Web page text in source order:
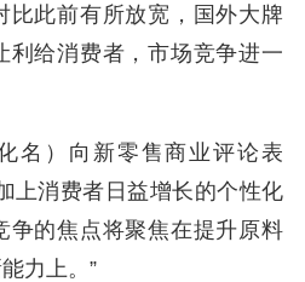
比此前有所放宽，国外大牌
利给消费者，市场竞争进一
名）向新零售商业评论表
上消费者日益增长的个性化
争的焦点将聚焦在提升原料
力上。”